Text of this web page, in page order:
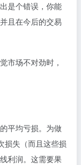
是个错误，你能
且在今后的交易
市场不对劲时，
平均亏损。为做
损失（而且这些损
利润。这需要果